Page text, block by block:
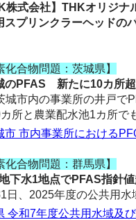
式会社】THKオリジナ
プリンクラーヘッドの
化合物問題：茨城県】
のPFAS 新たに10カ所
市内の事業所の井戸で
所と農業配水池1カ所で
市 市内事業所における
化合物問題：群馬県】
下水1地点でPFAS指針値
、2025年度の公共用水
令和7年度公共用水域及